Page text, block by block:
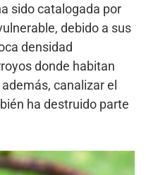
sido catalogada por
debido a sus
densidad
donde habitan
canalizar el
ha destruido parte